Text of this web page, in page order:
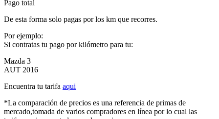
Pago total
De esta forma solo pagas por los km que recorres.
Por ejemplo:
Si contratas tu pago por kilómetro para tu:
Mazda 3
AUT 2016
Encuentra tu tarifa aqui
*La comparación de precios es una referencia de primas de
mercado,tomada de varios compradores en línea por lo cual las